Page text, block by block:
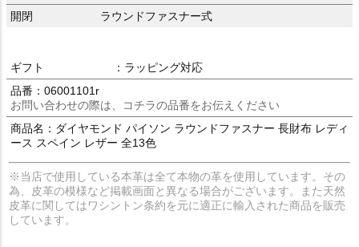
開閉
ラウンドファスナー式
ギフト
：ラッピング対応
品番：06001101r
お問い合わせの際は、コチラの品番をお伝えください
商品名：ダイヤモンド パイソン ラウンドファスナー 長財布 レディ
ース スペイン レザー 全13色
※当店で使用している本革は全て本物の革を使用しています。その
為、皮革の模様など掲載画面と異なる場合がございます。また天然
皮革に関してはワシントン条約を元に適正に輸入された商品を販売
しています。